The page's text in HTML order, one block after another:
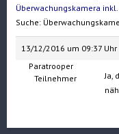
Überwachungskamera
Suche:
13/12/2016 um 09:37 Uhr
Paratrooper
Teilnehmer
Ja,